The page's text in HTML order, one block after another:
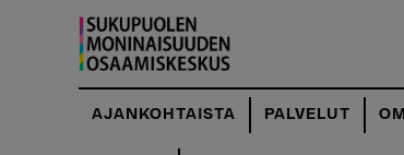
pääsisältöön
AJANKOHTAISTA PALVELUT